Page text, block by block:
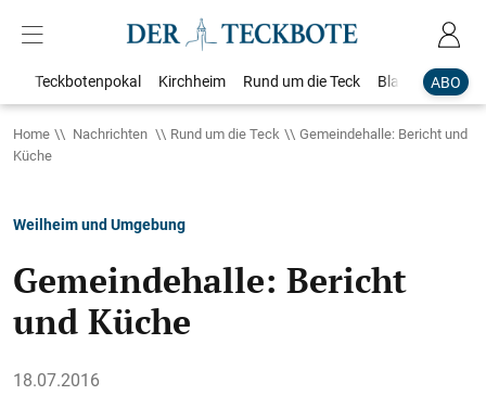
ABO
Teckbotenpokal Kirchheim Rund um die Teck Blaulicht
Home Nachrichten Rund um die Teck
Gemeindehalle: Bericht und
Küche
Weilheim und Umgebung
Gemeindehalle: Bericht
und Küche
18.07.2016